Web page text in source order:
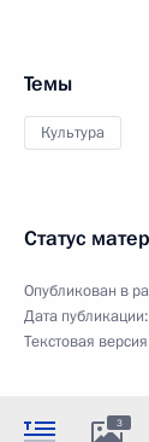
Темы
Культура
Статус
Опубликован в
Дата публикации:
Текстовая версия
3